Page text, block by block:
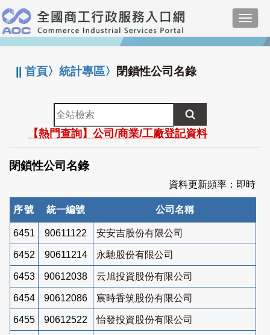
跳
到
主
要
:::
||首頁〉統計專區〉 閉鎖性公司名錄
全
站
檢
索
【熱門查詢】公司/商業/工廠登記資料
閉鎖性公司名錄
資料更新頻率：即時
序號 統一編號 公司名稱
6451 90611122 安安吉股份有限公司
6452 90611214 永馳股份有限公司
6453 90612038 云旭投資股份有限公司
6454 90612086 宸時香筑股份有限公司
6455 90612522 怡發投資股份有限公司